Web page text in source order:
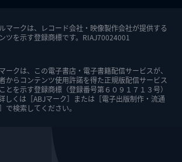
マークは、レコード会社・映像製作会社が提供する
ツを示す登録商標です。RIAJ70024001
ークは、この電子書店・電子書籍配信サービスが、
からコンテンツ使用許諾を得た正規版配信サービス
とを示す登録商標（登録番号第６０９１７１３号）
しくは［ABJマーク］または［電子出版制作・流通
で検索してください。